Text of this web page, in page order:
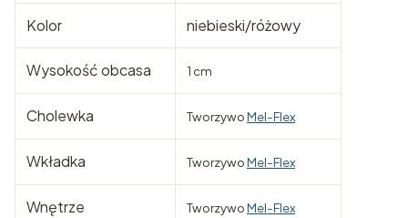
Kolor niebieski/różowy
Wysokość obcasa 1 cm
Cholewka TworzywoMel-Flex
Wkładka TworzywoMel-Flex
Wnętrze TworzywoMel-Flex